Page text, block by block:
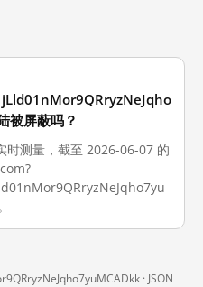
被屏蔽吗？
时测量，截至 2026-06-07 的
· JSON